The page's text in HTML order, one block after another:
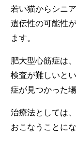
若い猫からシニ
遺伝性の可能性
ます。
肥大型心筋症は
検査が難しいと
症が見つかった
治療法としては
おこなうことにな